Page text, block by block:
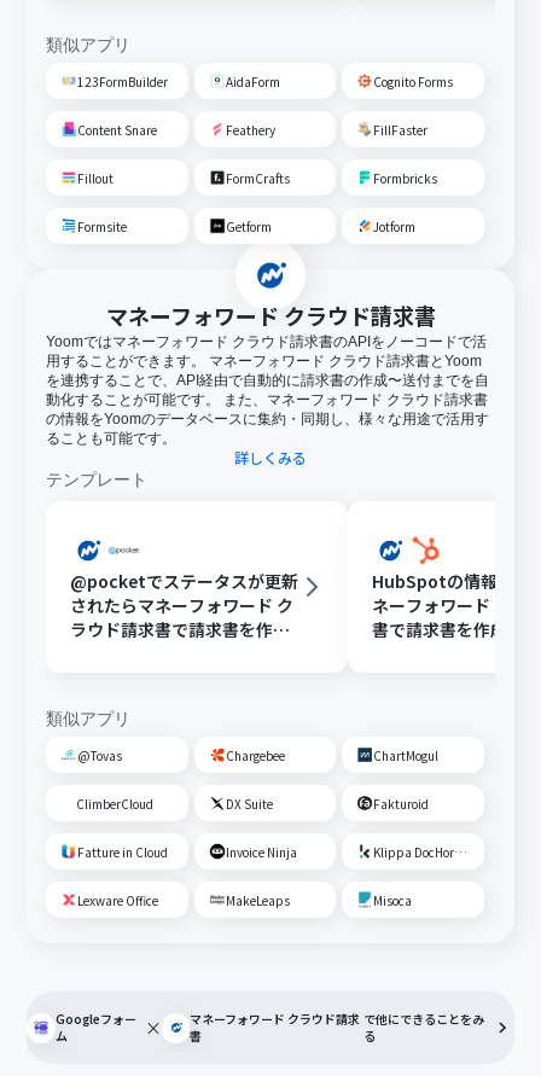
類似アプリ
123FormBuilder AidaForm Cognito Forms
Content Snare Feathery FillFaster
Fillout FormCrafts Formbricks
Formsite Getform Jotform
マネーフォワード クラウド請求書
Yoomではマネーフォワード クラウド請求書のAPIをノーコードで活
用することができます。 マネーフォワード クラウド請求書とYoom
を連携することで、API経由で自動的に請求書の作成〜送付までを自
動化することが可能です。 また、マネーフォワード クラウド請求書
の情報をYoomのデータベースに集約・同期し、様々な用途で活用す
ることも可能です。
詳しくみる
テンプレート
@pocketでステータスが更新
されたらマネーフォワード ク
ラウド請求書で請求書を作成
HubSpotの情報を使
ネーフォワード クラ
書で請求書を作成する
類似アプリ
@Tovas Chargebee ChartMogul
ClimberCloud DX Suite Fakturoid
Fatture in Cloud Invoice Ninja Klippa DocHorizon
Lexware Office MakeLeaps Misoca
Googleフォー
ム
×
マネーフォワード クラウド請求
書
で他にできることをみ
る